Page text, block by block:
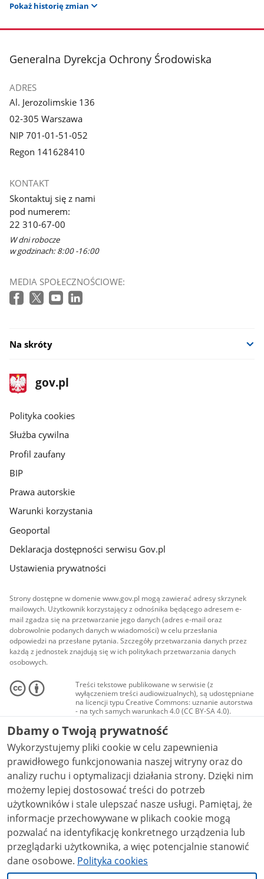
Pokaż historię zmian
stopka
Generalna Dyrekcja Ochrony Środowiska
ADRES
Al. Jerozolimskie 136
02-305 Warszawa
NIP 701-01-51-052
Regon 141628410
KONTAKT
Skontaktuj się z nami
pod numerem:
22 310-67-00
W dni robocze
w godzinach: 8:00 -16:00
MEDIA SPOŁECZNOŚCIOWE:
Na skróty
stopka
gov.pl
Strona
gov.pl
gov.pl
Polityka cookies
Służba cywilna
Profil zaufany
BIP
Prawa autorskie
Warunki korzystania
Geoportal
Deklaracja dostępności serwisu Gov.pl
Ustawienia prywatności
Strony dostępne w domenie www.gov.pl mogą zawierać adresy skrzynek
mailowych. Użytkownik korzystający z odnośnika będącego adresem e-
mail zgadza się na przetwarzanie jego danych (adres e-mail oraz
dobrowolnie podanych danych w wiadomości) w celu przesłania
odpowiedzi na przesłane pytania. Szczegóły przetwarzania danych przez
każdą z jednostek znajdują się w ich politykach przetwarzania danych
osobowych.
Treści tekstowe publikowane w serwisie (z
wyłączeniem treści audiowizualnych), są udostępniane
na licencji typu Creative Commons: uznanie autorstwa
- na tych samych warunkach 4.0 (CC BY-SA 4.0).
Materiały audiowizualne, w tym zdjęcia, materiały
audio i wideo, są udostępniane na licencji typu
Creative Commons: uznanie autorstwa użycie
niekomercyjne - bez utworów zależnych 4.0 (CC BY-
NC-ND 4.0), o ile nie jest to stwierdzone inaczej.
Dbamy o Twoją prywatność
Wykorzystujemy pliki cookie w celu zapewnienia
prawidłowego funkcjonowania naszej witryny oraz do
analizy ruchu i optymalizacji działania strony. Dzięki nim
możemy lepiej dostosować treści do potrzeb
użytkowników i stale ulepszać nasze usługi. Pamiętaj, że
informacje przechowywane w plikach cookie mogą
pozwalać na identyfikację konkretnego urządzenia lub
przeglądarki użytkownika, a więc potencjalnie stanowić
dane osobowe. Polityka cookies